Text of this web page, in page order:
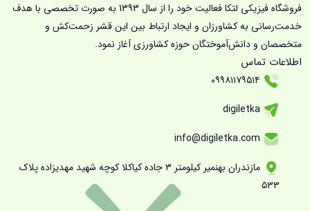
فروشگاه فیزیکی لتکا فعالیت خود را از سال 1393 به صورت تخصصی با هدف
خدمت‌رسانی به کشاورزان و ایجاد ارتباط بین این قشر زحمت‌کش و
متخصصان و دانش‌آموختگان حوزه کشاورزی آغاز نمود.
اطلاعات تماس
مازندران بهنمیر کیلومتر ۳ جاده کیاکلا کوچه شهید مهدیزاده پلاک
۵۳۳